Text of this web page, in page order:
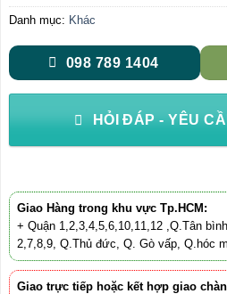
Danh mục: Khác
098 789 1404
HỎI ĐÁP - YÊU
Giao Hàng trong khu vực Tp.HCM:
+ Quận 1,2,3,4,5,6,10,11,12 ,Q.Tân
2,7,8,9, Q.Thủ đức, Q. Gò vấp, Q.hóc
Giao trực tiếp hoặc kết hợp giao